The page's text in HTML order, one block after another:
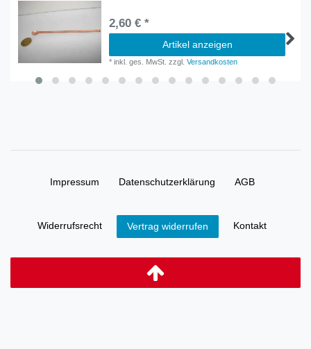
2,60 € *
Artikel anzeigen
*inkl. ges. MwSt. zzgl.Versandkosten
Impressum Daten­schutz­erklärung AGB
Widerrufs­recht Vertrag widerrufen Kontakt